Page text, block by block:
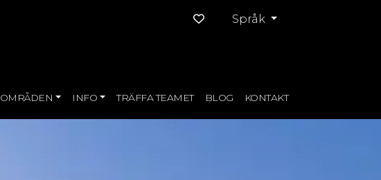
Språk
OMRÅDEN INFO TRÄFFA TEAMET BLOG KONTAKT